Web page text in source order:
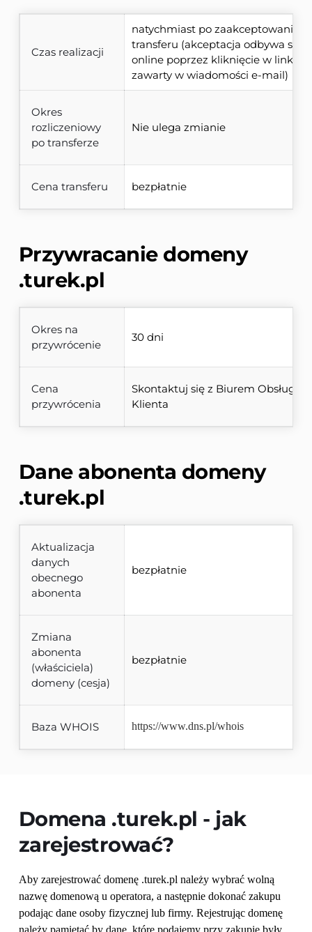
Czas realizacji
natychmiast po zaakceptowaniu
transferu (akceptacja odbywa się
online poprzez kliknięcie w link
zawarty w wiadomości e-mail)
Okres
rozliczeniowy
po transferze
Nie ulega zmianie
Cena transferu bezpłatnie
Przywracanie domeny
.turek.pl
Okres na
przywrócenie
30 dni
Cena
przywrócenia
Skontaktuj się z Biurem Obsługi
Klienta
Dane abonenta domeny
.turek.pl
Aktualizacja
danych
obecnego
abonenta
bezpłatnie
Zmiana
abonenta
(właściciela)
domeny (cesja)
bezpłatnie
Baza WHOIS https://www.dns.pl/whois
Domena .turek.pl - jak
zarejestrować?
Aby zarejestrować domenę .turek.pl należy wybrać wolną
nazwę domenową u operatora, a następnie dokonać zakupu
podając dane osoby fizycznej lub firmy. Rejestrując domenę
należy pamiętać by dane, które podajemy przy zakupie były